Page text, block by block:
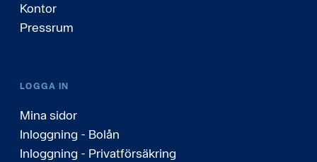
Kontor
Pressrum
LOGGA IN
Mina sidor
Inloggning - Bolån
Inloggning - Privatförsäkring